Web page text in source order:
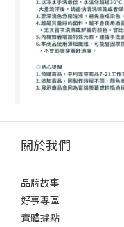
關於我們
品牌故事
好事專區
實體據點